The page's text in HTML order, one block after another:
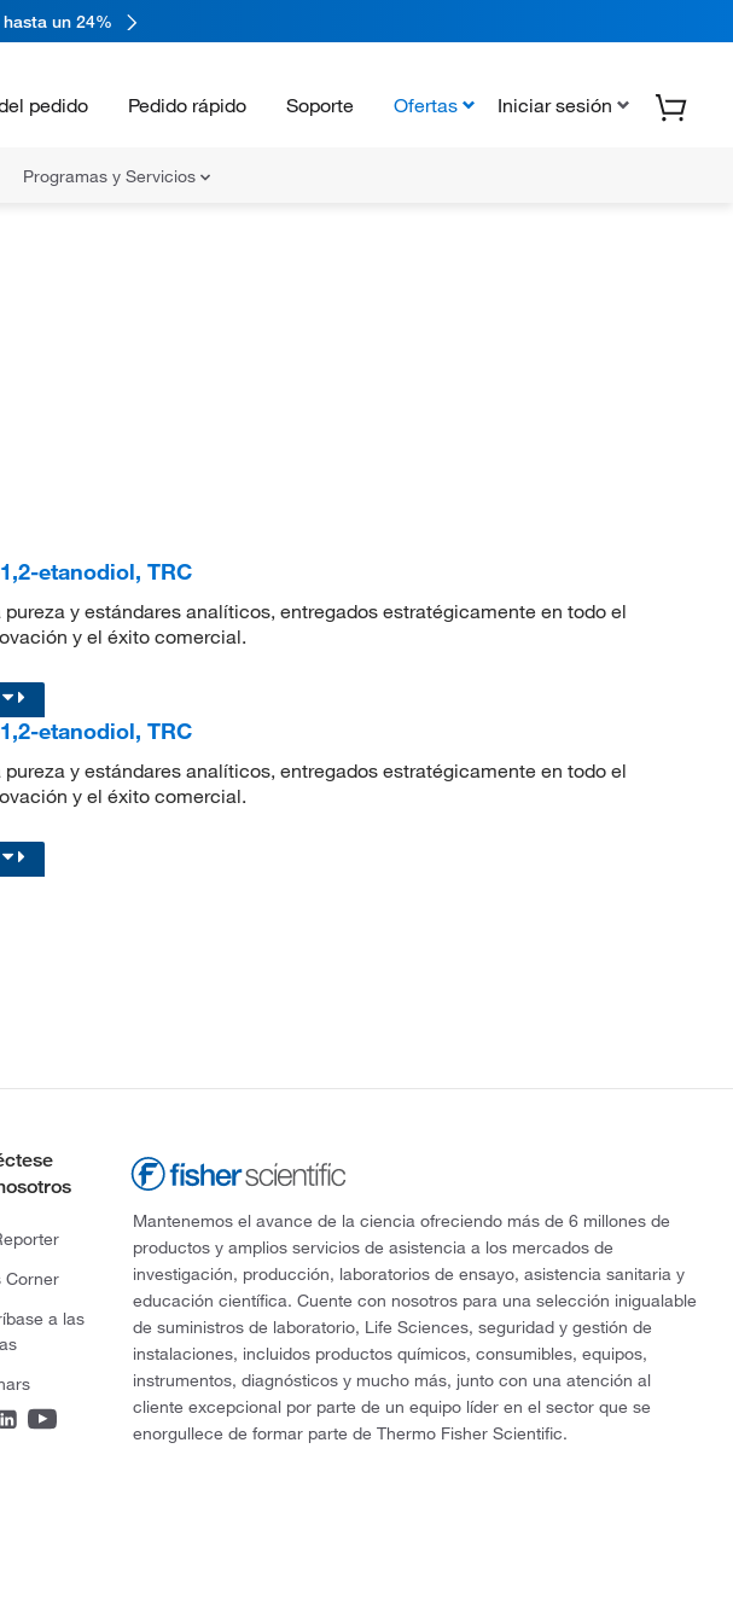
un 24%
pedido Pedido rápido Soporte Ofertas Iniciar sesión
Programas y Servicios
etanodiol, TRC
y estándares analíticos, entregados estratégicamente en todo el
y el éxito comercial.
etanodiol, TRC
y estándares analíticos, entregados estratégicamente en todo el
y el éxito comercial.
Corner
a las
Mantenemos el avance de la ciencia ofreciendo más de 6 millones de
productos y amplios servicios de asistencia a los mercados de
investigación, producción, laboratorios de ensayo, asistencia sanitaria y
educación científica. Cuente con nosotros para una selección inigualable
de suministros de laboratorio, Life Sciences, seguridad y gestión de
instalaciones, incluidos productos químicos, consumibles, equipos,
instrumentos, diagnósticos y mucho más, junto con una atención al
cliente excepcional por parte de un equipo líder en el sector que se
enorgullece de formar parte de Thermo Fisher Scientific.